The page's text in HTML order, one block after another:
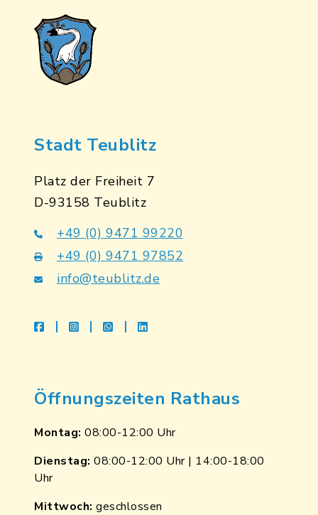
Stadt Teublitz
Platz der Freiheit 7
D-93158 Teublitz
+49 (0) 9471 99220
+49 (0) 9471 97852
info@teublitz.de
facebookinstagramwhatsapplinkedin
Öffnungszeiten Rathaus
Montag: 08:00-12:00 Uhr
Dienstag: 08:00-12:00 Uhr | 14:00-18:00
Uhr
Mittwoch: geschlossen